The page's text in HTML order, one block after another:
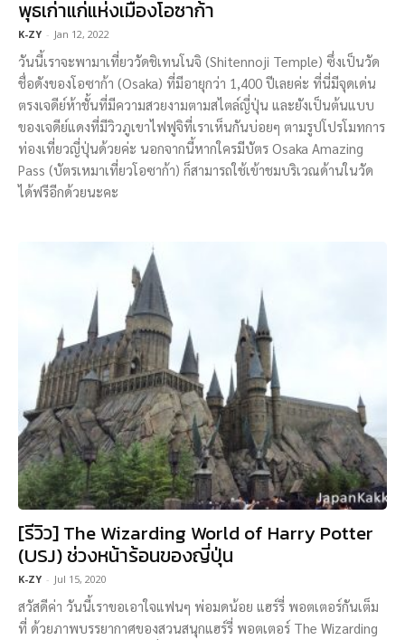
พุธเก่าแก่แห่งเมืองโอซาก้า
K-ZY - Jan 12, 2022
วันนี้เราจะพามาเที่ยววัดชิเทนโนจิ (Shitennoji Temple) ซึ่งเป็นวัด
ชื่อดังของโอซาก้า (Osaka) ที่มีอายุกว่า 1,400 ปีเลยค่ะ ที่นี่มีจุดเด่น
ตรงเจดีย์ห้าชั้นที่มีความสวยงามตามสไตล์ญี่ปุ่น และยังเป็นต้นแบบ
ของเจดีย์แดงที่มีวิวภูเขาไฟฟูจิที่เราเห็นกันบ่อยๆ ตามรูปโปรโมทการ
ท่องเที่ยวญี่ปุ่นด้วยค่ะ นอกจากนี้หากใครมีบัตร Osaka Amazing
Pass (บัตรเหมาเที่ยวโอซาก้า) ก็สามารถใช้เข้าชมบริเวณด้านในวัด
ได้ฟรีอีกด้วยนะคะ
[รีวิว] The Wizarding World of Harry Potter
(USJ) ช่วงหน้าร้อนของญี่ปุ่น
K-ZY - Jul 15, 2020
สวัสดีค่า วันนี้เราขอเอาใจแฟนๆ พ่อมดน้อย แฮร์รี่ พอตเตอร์กันเต็ม
ที่ ด้วยภาพบรรยากาศของสวนสนุกแฮร์รี่ พอตเตอร์ The Wizarding